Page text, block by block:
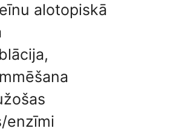
alotopiskā
enzīmi